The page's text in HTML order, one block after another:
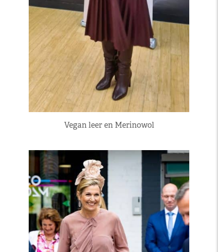
Vegan leer en Merinowol